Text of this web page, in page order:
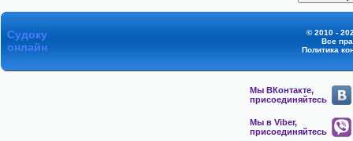
Судоку
онлайн
© 2010 -
Все
Политика
Мы ВКонтакте,
присоединяйтесь
Мы в Viber,
присоединяйтесь